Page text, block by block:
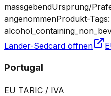
massgebendUrsprung/
angenommenProdukt-
Länder-Sedcard öffnen
Portugal
EU TARIC / IVA